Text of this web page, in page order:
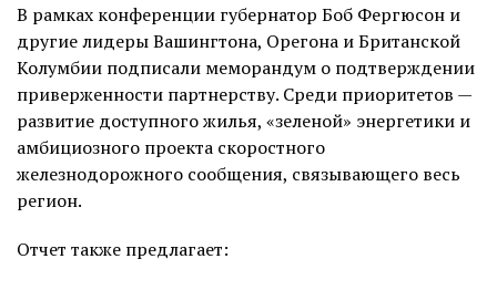
В рамках конференции губернатор Боб Фергюсон и
другие лидеры Вашингтона, Орегона и Британской
Колумбии подписали меморандум о подтверждении
приверженности партнерству. Среди приоритетов —
развитие доступного жилья, «зеленой» энергетики и
амбициозного проекта скоростного
железнодорожного сообщения, связывающего весь
регион.
Отчет также предлагает: